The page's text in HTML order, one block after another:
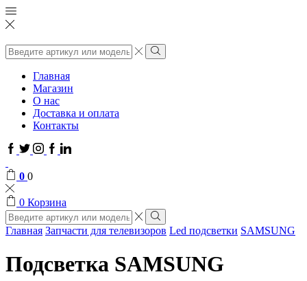
Поиск
ввода
Поиск
Главная
Магазин
О нас
Доставка и оплата
Контакты
Facebook
TwitterInstagram
GoogleLinkedin
0 0
0 Корзина
Поиск
ввода
Поиск
Главная Запчасти для телевизоров Led подсветки SAMSUNG
Подсветка SAMSUNG